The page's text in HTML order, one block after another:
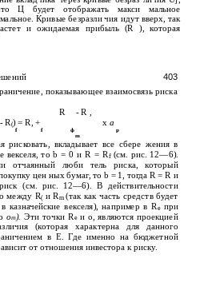
Ц будет отображать макси­ мальное
Кривые безразли­ чия идут вверх, так
и ожидаемая прибыль (R ), которая
403
показывающее взаимосвязь риска
R
- R ,
- R() = R, +
ф
x a
f f
р
m
рисковать, вкладывает все сбере­ жения в
векселя, то b = 0 и R = Rf (см. рис. 12—6).
отчаянный люби­ тель риска, который
цен­ ных бумаг, то b = 1, тогда R = R и
(см. рис. 12—6). В действительности
между R( и Rm(так как часть средств будет
векселя), например в Re при
от). Эти точки Re и о, являются проекцией
(которая характерна для данного
в Е. Где именно на бюджетной
от отношения инвестора к риску.